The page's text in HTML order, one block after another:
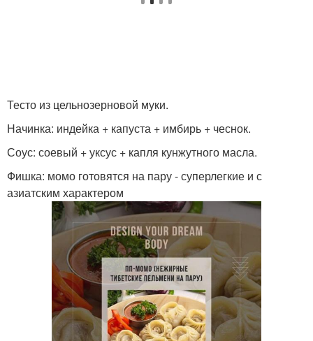
Тесто из цельнозерновой муки.
Начинка: индейка + капуста + имбирь + чеснок.
Соус: соевый + уксус + капля кунжутного масла.
Фишка: момо готовятся на пару - суперлегкие и с
азиатским характером